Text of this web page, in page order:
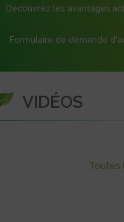
Découvrez les avantages
Formulaire de demande
VIDÉOS
Toutes